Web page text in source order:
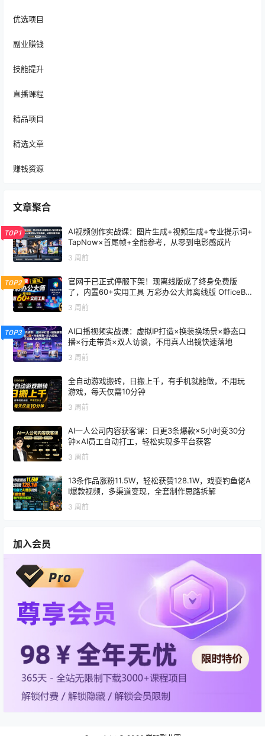
优选项目
副业赚钱
技能提升
直播课程
精品项目
精选文章
赚钱资源
文章聚合
TOP1
AI视频创作实战课：图片生成+视频生成+专业提示词+
TapNow×首尾帧+全能参考，从零到电影感成片
3 周前
TOP2
官网于已正式停服下架！现离线版成了终身免费版
了，内置60+实用工具 万彩办公大师离线版 OfficeBo
3 周前
TOP3
AI口播视频实战课：虚拟IP打造×换装换场景×静态口
播×行走带货×双人访谈，不用真人出镜快速落地
3 周前
全自动游戏搬砖，日搬上千，有手机就能做，不用玩
游戏，每天仅需10分钟
3 周前
AI一人公司内容获客课：日更3条爆款×5小时变30分
钟×AI员工自动打工，轻松实现多平台获客
3 周前
13条作品涨粉11.5W，轻松获赞128.1W，戏耍钓鱼佬A
I爆款视频，多渠道变现，全套制作思路拆解
3 周前
加入会员